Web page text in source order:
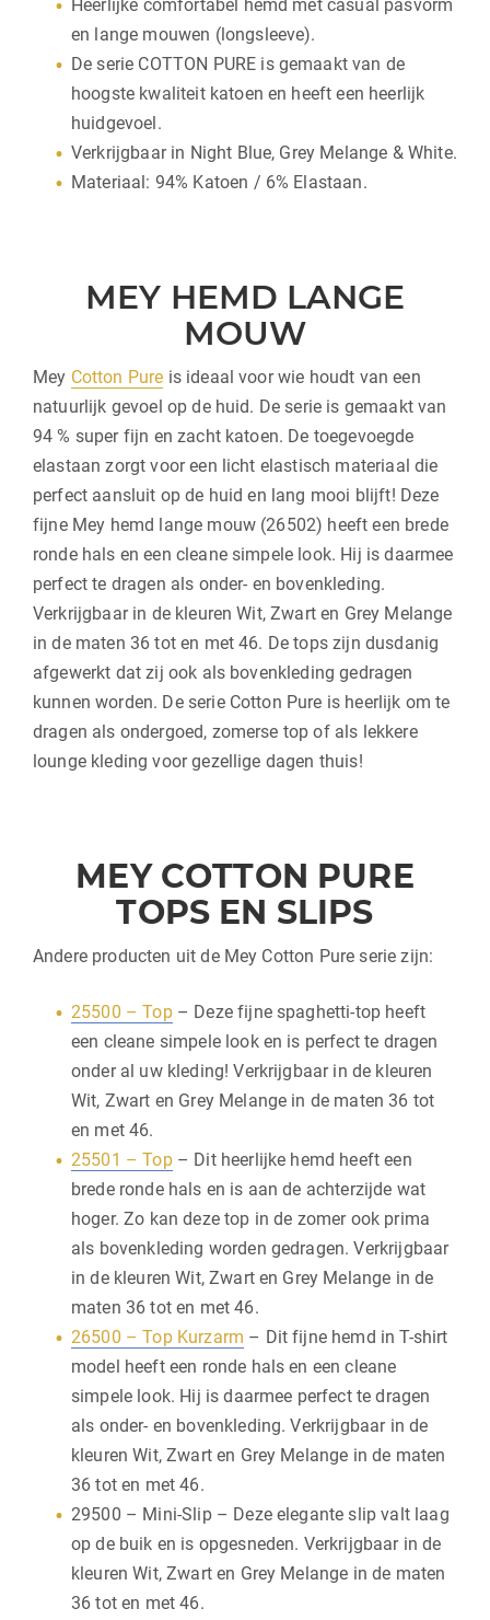
Heerlijke comfortabel hemd met casual pasvorm
en lange mouwen (longsleeve).
De serie COTTON PURE is gemaakt van de
hoogste kwaliteit katoen en heeft een heerlijk
huidgevoel.
Verkrijgbaar in Night Blue, Grey Melange & White.
Materiaal: 94% Katoen / 6% Elastaan.
MEY HEMD LANGE
MOUW
Mey Cotton Pure is ideaal voor wie houdt van een
natuurlijk gevoel op de huid. De serie is gemaakt van
94 % super fijn en zacht katoen. De toegevoegde
elastaan zorgt voor een licht elastisch materiaal die
perfect aansluit op de huid en lang mooi blijft! Deze
fijne Mey hemd lange mouw (26502) heeft een brede
ronde hals en een cleane simpele look. Hij is daarmee
perfect te dragen als onder- en bovenkleding.
Verkrijgbaar in de kleuren Wit, Zwart en Grey Melange
in de maten 36 tot en met 46. De tops zijn dusdanig
afgewerkt dat zij ook als bovenkleding gedragen
kunnen worden. De serie Cotton Pure is heerlijk om te
dragen als ondergoed, zomerse top of als lekkere
lounge kleding voor gezellige dagen thuis!
MEY COTTON PURE
TOPS EN SLIPS
Andere producten uit de Mey Cotton Pure serie zijn:
25500 – Top– Deze fijne spaghetti-top heeft
een cleane simpele look en is perfect te dragen
onder al uw kleding! Verkrijgbaar in de kleuren
Wit, Zwart en Grey Melange in de maten 36 tot
en met 46.
25501 – Top– Dit heerlijke hemd heeft een
brede ronde hals en is aan de achterzijde wat
hoger. Zo kan deze top in de zomer ook prima
als bovenkleding worden gedragen. Verkrijgbaar
in de kleuren Wit, Zwart en Grey Melange in de
maten 36 tot en met 46.
26500 – Top Kurzarm – Dit fijne hemd in T-shirt
model heeft een ronde hals en een cleane
simpele look. Hij is daarmee perfect te dragen
als onder- en bovenkleding. Verkrijgbaar in de
kleuren Wit, Zwart en Grey Melange in de maten
36 tot en met 46.
29500 – Mini-Slip – Deze elegante slip valt laag
op de buik en is opgesneden. Verkrijgbaar in de
kleuren Wit, Zwart en Grey Melange in de maten
36 tot en met 46.